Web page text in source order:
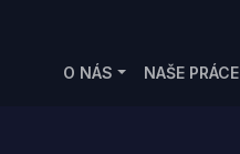
O NÁS NAŠE PRÁCE